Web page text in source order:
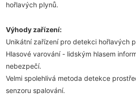
hořlavých plynů.
Výhody zařízení:
Unikátní zařízení pro detekci hořlavých
Hlasové varování - lidským hlasem
nebezpečí.
Velmi spolehlivá metoda detekce
senzoru spalování.